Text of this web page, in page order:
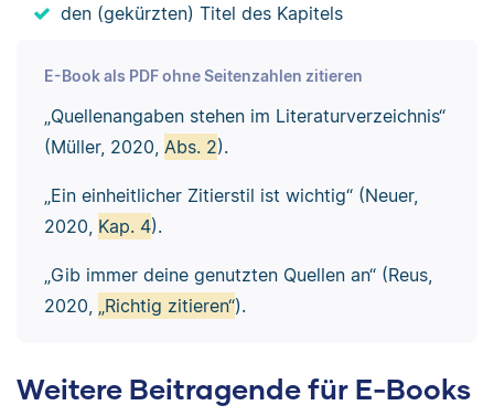
den (gekürzten) Titel des Kapitels
E-Book als PDF ohne Seitenzahlen zitieren
„Quellenangaben stehen im Literaturverzeichnis“
(Müller, 2020, Abs. 2).
„Ein einheitlicher Zitierstil ist wichtig“ (Neuer,
2020, Kap. 4).
„Gib immer deine genutzten Quellen an“ (Reus,
2020, „Richtig zitieren“).
Weitere Beitragende für E-Books